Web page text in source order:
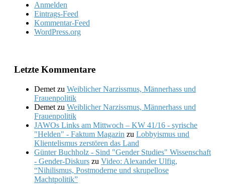
Anmelden
Eintrags-Feed
Kommentar-Feed
WordPress.org
Letzte Kommentare
Demet zu Weiblicher Narzissmus, Männerhass und
Frauenpolitik
Demet zu Weiblicher Narzissmus, Männerhass und
Frauenpolitik
JAWOs Links am Mittwoch – KW 41/16 - syrische
"Helden" - Faktum Magazin zu Lobbyismus und
Klientelismus zerstören das Land
Günter Buchholz - Sind "Gender Studies" Wissenschaft
- Gender-Diskurs zu Video: Alexander Ulfig,
“Nihilismus, Postmoderne und skrupellose
Machtpolitik”